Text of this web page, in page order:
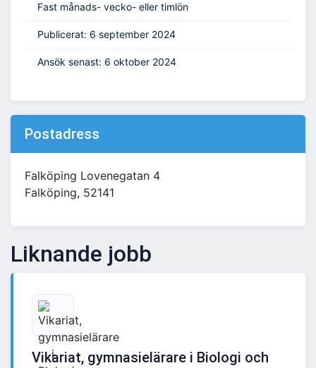
Fast månads- vecko- eller timlön
Publicerat: 6 september 2024
Ansök senast: 6 oktober 2024
Postadress
Falköping Lovenegatan 4
Falköping, 52141
Liknande jobb
Vikariat, gymnasielärare i Biologi och